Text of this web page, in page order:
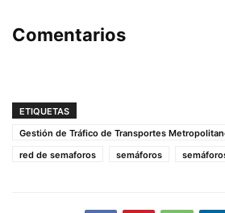
Comentarios
ETIQUETAS
Gestión de Tráfico de Transportes
red de semaforos
semáforos